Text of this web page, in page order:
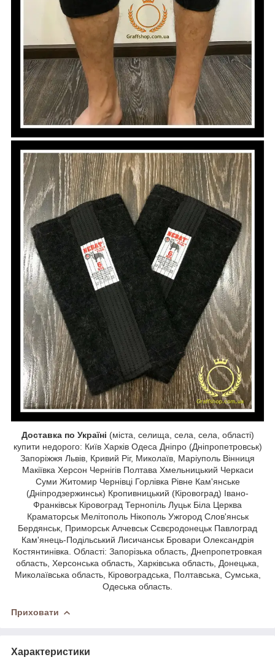
Доставка по Україні (міста, селища, села, села, області)
купити недорого: Київ Харків Одеса Дніпро (Дніпропетровськ)
Запоріжжя Львів, Кривий Ріг, Миколаїв, Маріуполь Вінниця
Макіївка Херсон Чернігів Полтава Хмельницький Черкаси
Суми Житомир Чернівці Горлівка Рівне Кам'янське
(Дніпродзержинськ) Кропивницький (Кіровоград) Івано-
Франківськ Кіровоград Тернопіль Луцьк Біла Церква
Краматорськ Мелітополь Нікополь Ужгород Слов'янськ
Бердянськ, Приморськ Алчевськ Сєвєродонецьк Павлоград
Кам'янець-Подільський Лисичанськ Бровари Олександрія
Костянтинівка. Області: Запорізька область, Днепропетровкая
область, Херсонська область, Харківська область, Донецька,
Миколаївська область, Кіровоградська, Полтавська, Сумська,
Одеська область.
Приховати
Характеристики